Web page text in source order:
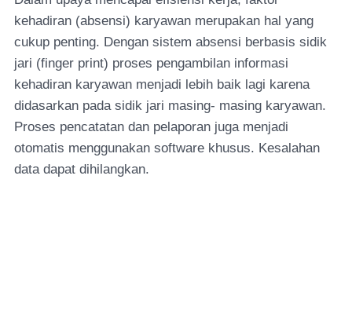
kehadiran (absensi) karyawan merupakan hal yang
cukup penting. Dengan sistem absensi berbasis sidik
jari (finger print) proses pengambilan informasi
kehadiran karyawan menjadi lebih baik lagi karena
didasarkan pada sidik jari masing- masing karyawan.
Proses pencatatan dan pelaporan juga menjadi
otomatis menggunakan software khusus. Kesalahan
data dapat dihilangkan.